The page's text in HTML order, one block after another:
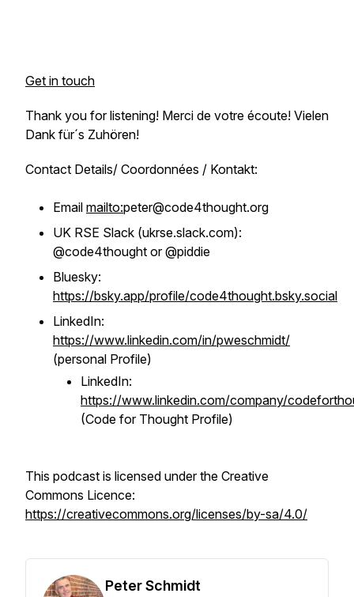
Get in touch
Thank you for listening! Merci de votre écoute! Vielen
Dank für´s Zuhören!
Contact Details/ Coordonnées / Kontakt:
Email mailto:peter@code4thought.org
UK RSE Slack (ukrse.slack.com):
@code4thought or @piddie
Bluesky:
https://bsky.app/profile/code4thought.bsky.social
LinkedIn:
https://www.linkedin.com/in/pweschmidt/
(personal Profile)
LinkedIn:
https://www.linkedin.com/company/
(Code for Thought Profile)
This podcast is licensed under the Creative
Commons Licence:
https://creativecommons.org/licenses/by-sa/4.0/
Peter Schmidt